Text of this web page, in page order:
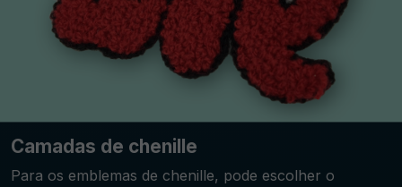
Camadas de chenille
Para os emblemas de chenille, pode escolher o